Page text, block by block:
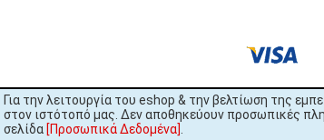
Για την λειτουργία του eshop & την βελτίωση της
στον ιστότοπό μας. Δεν αποθηκεύουν προσωπικές
σελίδα [Προσωπικά Δεδομένα]